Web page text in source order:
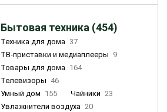
Бытовая техника (454)
Техника для дома 37
ТВ-приставки и медиаплееры 9
Товары для дома 164
Телевизоры 46
Умный дом 155 Чайники 23
Увлажнители воздуха 20